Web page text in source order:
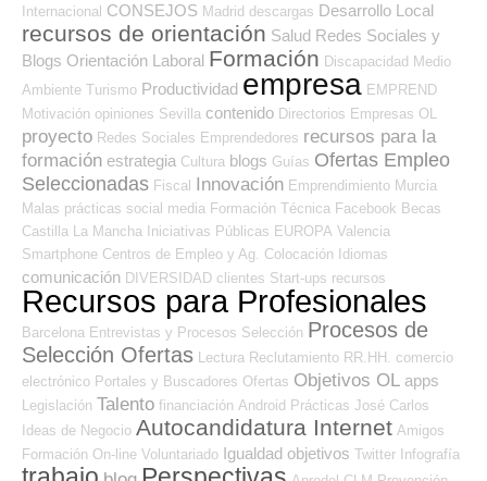
Internacional CONSEJOS Madrid descargas Desarrollo Local
recursos de orientación Salud Redes Sociales y
Blogs Orientación Laboral Formación Discapacidad Medio
Ambiente Turismo Productividad empresa EMPREND
Motivación opiniones Sevilla contenido Directorios Empresas OL
proyecto Redes Sociales Emprendedores recursos para la
formación estrategia Cultura blogs Guías Ofertas Empleo
Seleccionadas Fiscal Innovación Emprendimiento Murcia
Malas prácticas social media Formación Técnica Facebook Becas
Castilla La Mancha Iniciativas Públicas EUROPA Valencia
Smartphone Centros de Empleo y Ag. Colocación Idiomas
comunicación DIVERSIDAD clientes Start-ups recursos
Recursos para Profesionales
Barcelona Entrevistas y Procesos Selección Procesos de
Selección Ofertas Lectura Reclutamiento RR.HH. comercio
electrónico Portales y Buscadores Ofertas Objetivos OL apps
Legislación Talento financiación Android Prácticas José Carlos
Ideas de Negocio Autocandidatura Internet Amigos
Formación On-line Voluntariado Igualdad objetivos Twitter Infografía